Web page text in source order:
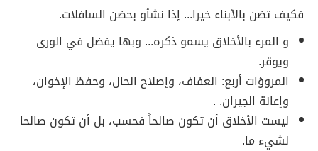
فكيف تضن بالأبناء خيرا... إذا نشأو بحضن السافلات.
و المرء بالأخلاق يسمو ذكره... وبها يفضل في الورى
ويوقر.
المروؤات أربع: العفاف، وإصلاح الحال، وحفظ الإخوان،
وإعانة الجيران. .
ليست الأخلاق أن تكون صالحاً فحسب، بل أن تكون صالحا
لشيء ما.